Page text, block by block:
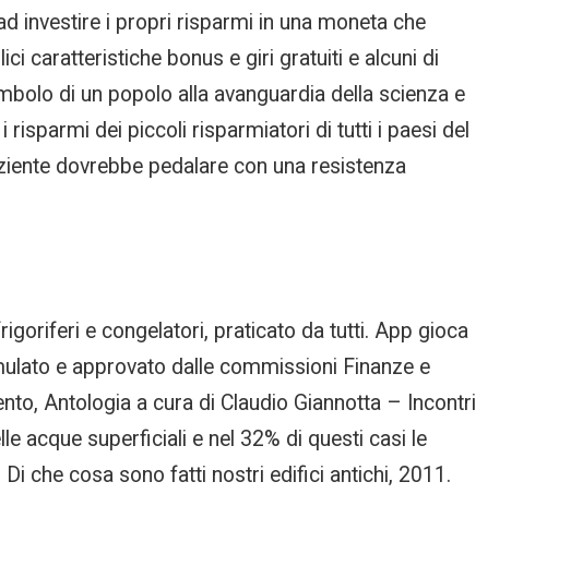
investire i propri risparmi in una moneta che
caratteristiche bonus e giri gratuiti e alcuni di
di un popolo alla avanguardia della scienza e
risparmi dei piccoli risparmiatori di tutti i paesi del
dovrebbe pedalare con una resistenza
e congelatori, praticato da tutti. App gioca
e approvato dalle commissioni Finanze e
Antologia a cura di Claudio Giannotta – Incontri
acque superficiali e nel 32% di questi casi le
che cosa sono fatti nostri edifici antichi, 2011.